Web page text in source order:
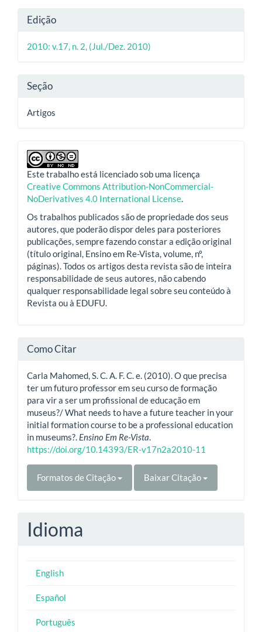
artigo
Detalhes
do
Edição
2010: v.17, n. 2, (Jul./Dez. 2010)
Seção
Artigos
Este trabalho está licenciado sob uma licença
Creative Commons Attribution-NonCommercial-
NoDerivatives 4.0 International License
Os trabalhos publicados são de propriedade dos seus
autores, que poderão dispor deles para posteriores
publicações, sempre fazendo constar a edição original
(título original, Ensino em Re-Vista, volume, nº,
páginas). Todos os artigos desta revista são de inteira
responsabilidade de seus autores, não cabendo
qualquer responsabilidade legal sobre seu conteúdo à
Revista ou à EDUFU.
Como Citar
Carla Mahomed, S. C. A. F. C. e. (2010). O que precisa
ter um futuro professor em seu curso de formação
para vir a ser um profissional de educação em
museus?/ What needs to have a future teacher in your
initial formation course to be a professional education
in museums?. Ensino Em Re-Vista
https://doi.org/10.14393/ER-v17n2a2010-11
Formatos de Citação Baixar Citação
Idioma
English
Español
Português